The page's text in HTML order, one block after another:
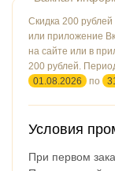
Скидка 200
или приложение
на сайте или в
200 рублей.
01.08.2026
по
Условия
При первом